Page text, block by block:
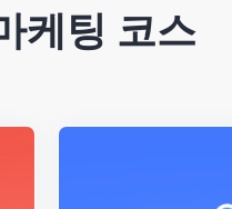
케팅 코스